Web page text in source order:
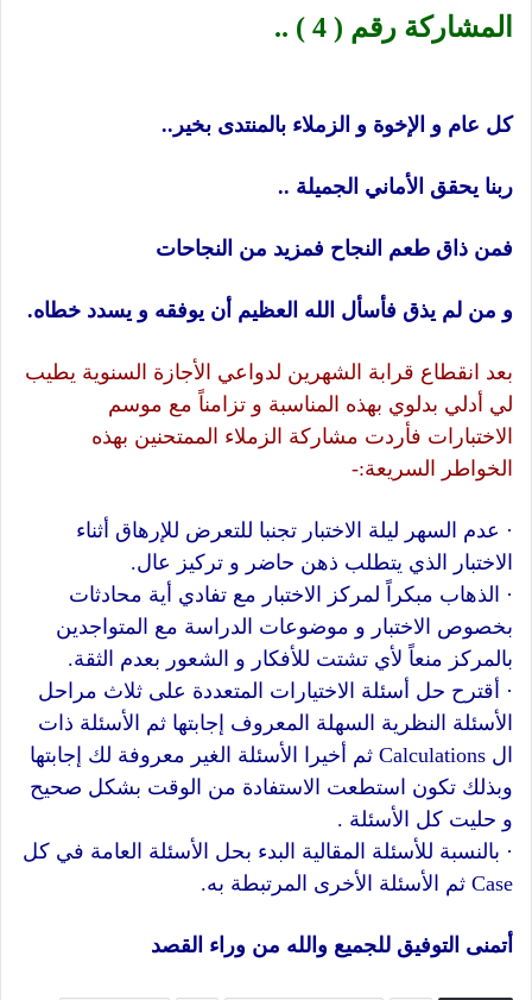
المشاركة رقم ( 4 ) ..
كل عام و الإخوة و الزملاء بالمنتدى بخير..
ربنا يحقق الأماني الجميلة ..
فمن ذاق طعم النجاح فمزيد من النجاحات
و من لم يذق فأسأل الله العظيم أن يوفقه و يسدد خطاه.
بعد انقطاع قرابة الشهرين لدواعي الأجازة السنوية يطيب
لي أدلي بدلوي بهذه المناسبة و تزامناً مع موسم
الاختبارات فأردت مشاركة الزملاء الممتحنين بهذه
الخواطر السريعة:-
· عدم السهر ليلة الاختبار تجنبا للتعرض للإرهاق أثناء
الاختبار الذي يتطلب ذهن حاضر و تركيز عال.
·
الذهاب مبكراً لمركز الاختبار مع تفادي أية محادثات
بخصوص الاختبار و موضوعات الدراسة مع المتواجدين
بالمركز منعاً لأي تشتت للأفكار و الشعور بعدم الثقة.
·
أقترح حل أسئلة الاختيارات المتعددة على ثلاث مراحل
الأسئلة النظرية السهلة المعروف إجابتها ثم الأسئلة ذات
ال Calculations ثم أخيرا الأسئلة الغير معروفة لك إجابتها
وبذلك تكون استطعت الاستفادة من الوقت بشكل صحيح
و حليت كل الأسئلة .
· بالنسبة للأسئلة المقالية البدء بحل الأسئلة العامة في كل
Case ثم الأسئلة الأخرى المرتبطة به.
أتمنى التوفيق للجميع والله من وراء القصد